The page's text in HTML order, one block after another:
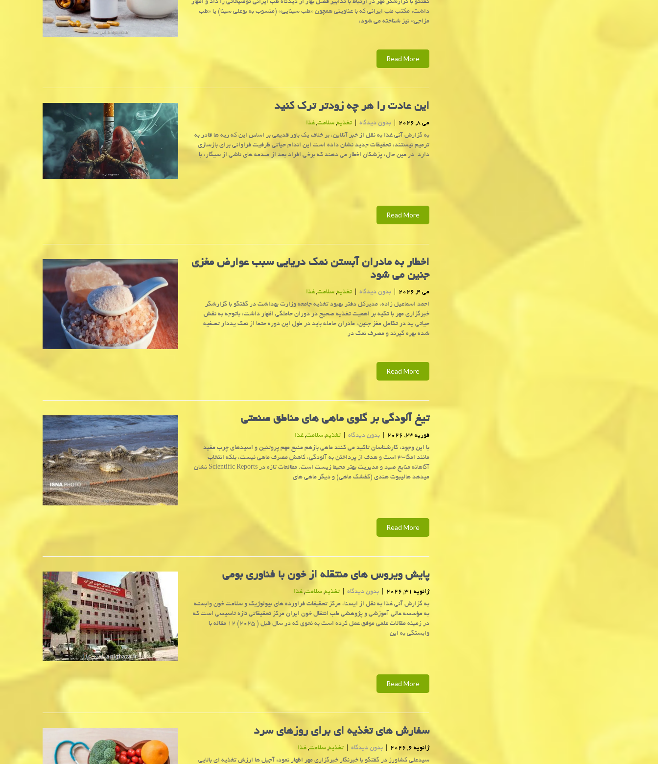
گفتگو با گزارشگر مهر در ارتباط با تدابیر فصل بهار از دیدگاه طب ایرانی توضیحاتی را داد و اظهار
داشت: مکتب طب ایرانی که با عناوینی همچون «طب سینایی» (منسوب به بوعلی سینا) یا «طب
مزاجی» نیز شناخته می شود،
Read More
این عادت را هر چه زودتر ترک کنید
می 8, 2026 بدون دیدگاه تغذیه, سلامت, غذا
به گزارش آنی غذا به نقل از خبر آنلاین، بر خلاف یک باور قدیمی بر اساس این که ریه ها قادر به
ترمیم نیستند، تحقیقات جدید نشان داده است این اندام حیاتی ظرفیت فراوانی برای بازسازی
دارد. در عین حال، پزشکان اخطار می دهند که برخی افراد بعد از صدمه های ناشی از سیگار، با
Read More
اخطار به مادران آبستن نمک دریایی سبب عوارض مغزی
جنین می شود
می 4, 2026 بدون دیدگاه تغذیه, سلامت, غذا
احمد اسماعیل زاده، مدیرکل دفتر بهبود تغذیه جامعه وزارت بهداشت در گفتگو با گزارشگر
خبرگزاری مهر با تکیه بر اهمیت تغذیه صحیح در دوران حاملگی اظهار داشت: باتوجه به نقش
حیاتی ید در تکامل مغز جنین، مادران حامله باید در طول این دوره حتما از نمک یددار تصفیه
شده بهره گیرند و مصرف نمک در
Read More
تیغ آلودگی بر گلوی ماهی های مناطق صنعتی
فوریه 23, 2026 بدون دیدگاه تغذیه, سلامت, غذا
با این وجود، کارشناسان تاکید می کنند ماهی بازهم منبع مهم پروتئین و اسیدهای چرب مفید
مانند امگا-۳ است و هدف از پرداختن به آلودگی، کاهش مصرف ماهی نیست، بلکه انتخاب
آگاهانه منابع صید و مدیریت بهتر محیط زیست است. مطالعات تازه در Scientific Reports نشان
میدهد هالیبوت هندی (کفشک ماهی) و دیگر ماهی های
Read More
پایش ویروس های منتقله از خون با فناوری بومی
ژانویه 31, 2026 بدون دیدگاه تغذیه, سلامت, غذا
به گزارش آنی غذا به نقل از ایسنا، مرکز تحقیقات فراورده های بیولوژیک و سلامت خون وابسته
به مؤسسه عالی آموزشی و پژوهشی طب انتقال خون ایران مرکز تحقیقاتی تازه تاسیسی است که
در زمینه مقالات علمی موفق عمل کرده است به نحوی که در سال قبل ( ۲۰۲۵) ۱۲ مقاله با
وابستگی به این
Read More
سفارش های تغذیه ای برای روزهای سرد
ژانویه 6, 2026 بدون دیدگاه تغذیه, سلامت, غذا
سیدعلی کشاورز در گفتگو با خبرنگار خبرگزاری مهر اظهار نمود: آجیل ها ارزش تغذیه ای بالایی